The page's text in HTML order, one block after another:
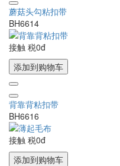
蘑菇头勾粘扣带
BH6614
接触 税0đ
添加到购物车
背靠背粘扣带
BH6616
接触 税0đ
添加到购物车